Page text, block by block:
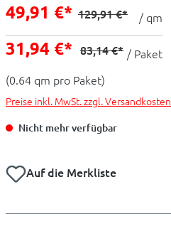
49,91 €* 129,91 €* / qm
31,94 €* 83,14 €* / Paket
(0.64 qm pro Paket)
Preise inkl. MwSt. zzgl. Versandkosten
Nicht mehr verfügbar
Auf die Merkliste